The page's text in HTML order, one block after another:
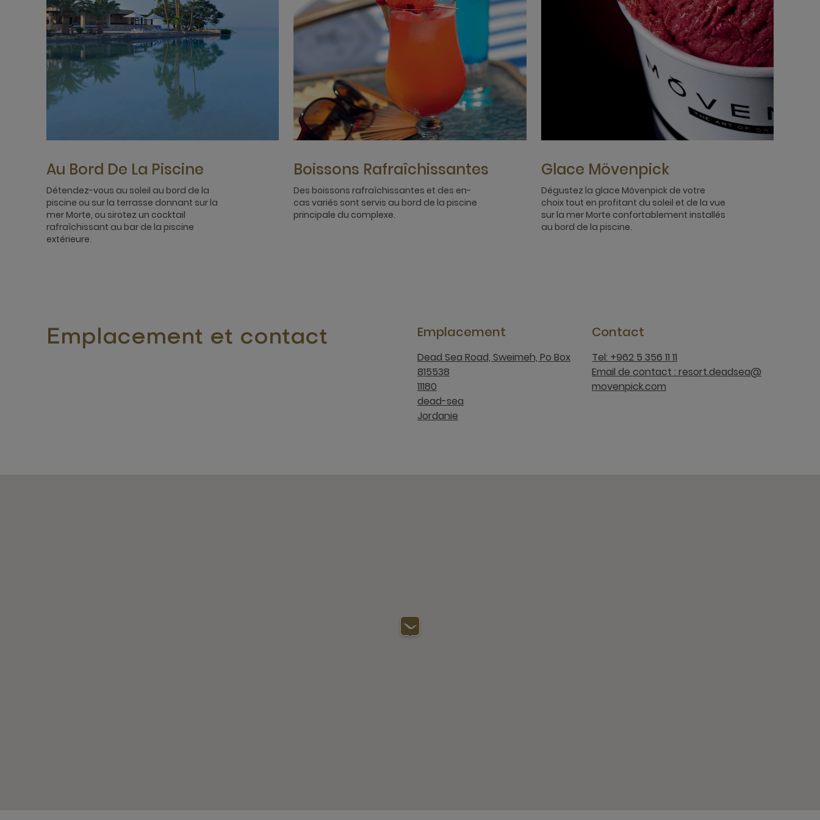
Au Bord De La Piscine
Détendez-vous au soleil au bord de la
piscine ou sur la terrasse donnant sur la
mer Morte, ou sirotez un cocktail
rafraîchissant au bar de la piscine
extérieure.
Boissons Rafraîchissantes
Des boissons rafraîchissantes et des en-
cas variés sont servis au bord de la piscine
principale du complexe.
Glace Mövenpick
Dégustez la glace Mövenpick de votre
choix tout en profitant du soleil et de la vue
sur la mer Morte confortablement installés
au bord de la piscine.
Emplacement et contact Emplacement
Dead Sea Road, Sweimeh, Po Box
815538
11180
dead-sea
Jordanie
Contact
Tel: +962 5 356 11 11
Email de contact : resort.deadsea@
movenpick.com